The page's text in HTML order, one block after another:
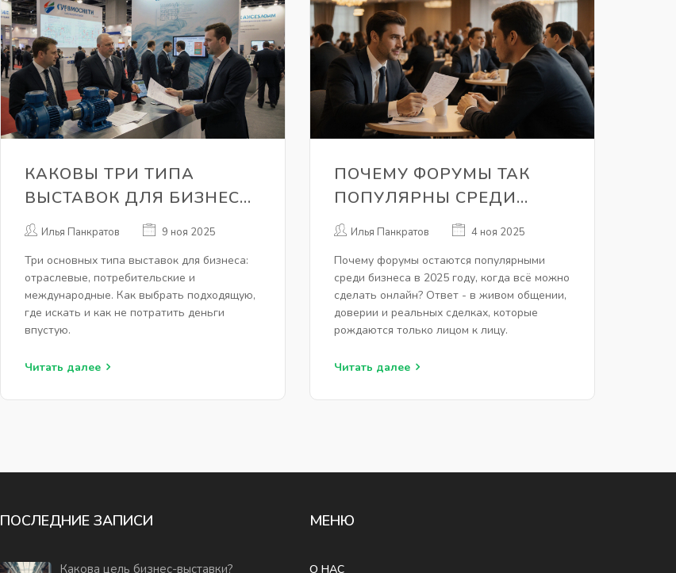
КАКОВЫ ТРИ ТИПА
ВЫСТАВОК ДЛЯ БИЗНЕСА:
ЧТО ВЫБРАТЬ И ЗАЧЕМ
Илья Панкратов 9 ноя 2025
Три основных типа выставок для бизнеса:
отраслевые, потребительские и
международные. Как выбрать подходящую,
где искать и как не потратить деньги
впустую.
Читать далее
ПОЧЕМУ ФОРУМЫ ТАК
ПОПУЛЯРНЫ СРЕДИ
БИЗНЕСА?
Илья Панкратов 4 ноя 2025
Почему форумы остаются популярными
среди бизнеса в 2025 году, когда всё можно
сделать онлайн? Ответ - в живом общении,
доверии и реальных сделках, которые
рождаются только лицом к лицу.
Читать далее
ПОСЛЕДНИЕ ЗАПИСИ
Какова цель бизнес-выставки?
МЕНЮ
О НАС